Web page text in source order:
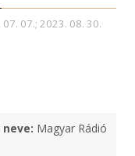
07.; 2023. 08. 30.
Magyar Rádió